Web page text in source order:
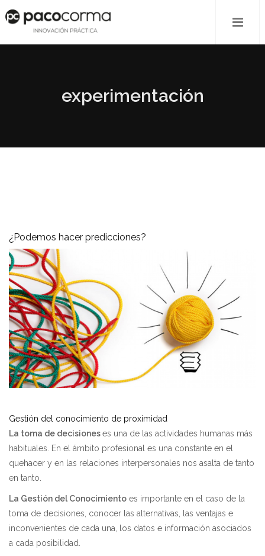
experimentación
¿Podemos hacer predicciones?
Gestión del conocimiento de proximidad
La toma de decisioneses una de las actividades humanas más
habituales. En el ámbito profesional es una constante en el
quehacer y en las relaciones interpersonales nos asalta de tanto
en tanto.
La Gestión del Conocimiento es importante en el caso de la
toma de decisiones, conocer las alternativas, las ventajas e
inconvenientes de cada una, los datos e información asociados
a cada posibilidad.